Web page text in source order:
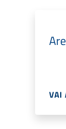
VAI